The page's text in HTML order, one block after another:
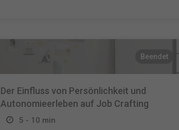
Beendet
Der Einfluss von Persönlichkeit und
Autonomieerleben auf Job Crafting
5 - 10 min